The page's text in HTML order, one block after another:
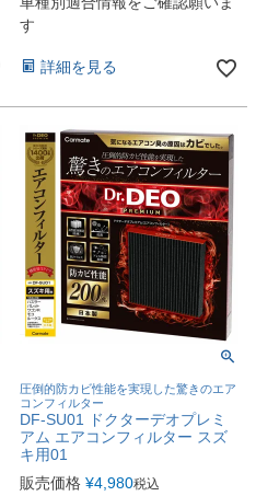
す
詳細を見る
圧倒的防カビ性能を実現した驚きのエア
コンフィルター
DF-SU01 ドクターデオプレミ
アム エアコンフィルター スズ
キ用01
販売価格 ¥4,980税込